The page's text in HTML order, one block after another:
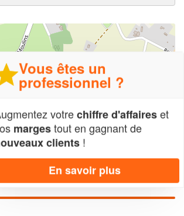
| Map data © OpenStreetMap contributors,
Vous êtes un
professionnel ?
votrechiffre d'affaireset
margestout en gagnant de
clients !
En savoir plus